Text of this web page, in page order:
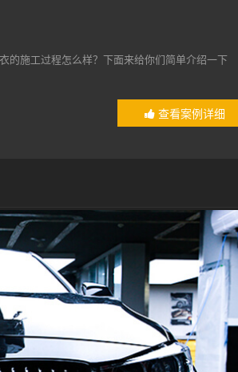
的施工过程怎么样？下面来给你们简单介绍一下
查看案例详细